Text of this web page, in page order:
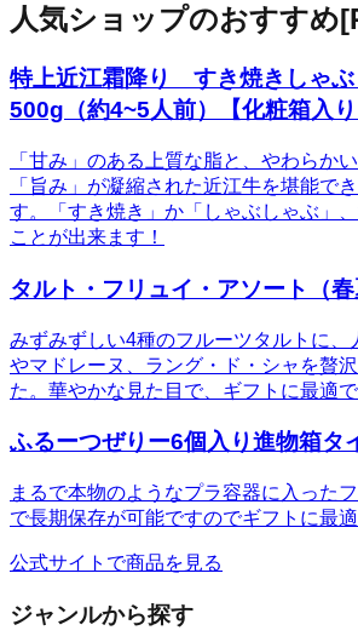
人気ショップのおすすめ
特上近江霜降り すき焼きしゃ
500g（約4~5人前）【化粧箱入り
「甘み」のある上質な脂と、やわらか
「旨み」が凝縮された近江牛を堪能で
す。「すき焼き」か「しゃぶしゃぶ」
ことが出来ます！
タルト・フリュイ・アソート（春
みずみずしい4種のフルーツタルトに、
やマドレーヌ、ラング・ド・シャを贅
た。華やかな見た目で、ギフトに最適で
ふるーつぜりー6個入り進物箱タ
まるで本物のようなプラ容器に入った
で長期保存が可能ですのでギフトに最適
公式サイトで商品を見る
ジャンルから探す